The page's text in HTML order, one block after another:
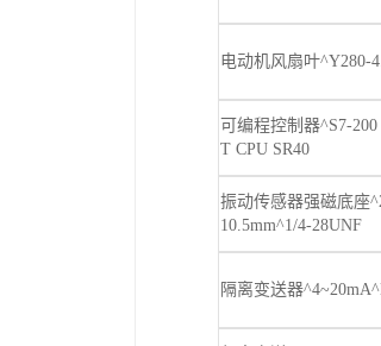
电动机风扇叶^Y280-
可编程控制器^S7-
T CPU SR40
振动传感器强磁底座
10.5mm^1/4-28UNF
隔离变送器